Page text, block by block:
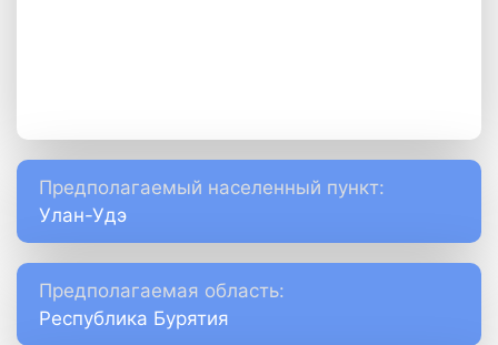
Предполагаемый населенный пункт:
Улан-Удэ
Предполагаемая область:
Республика Бурятия